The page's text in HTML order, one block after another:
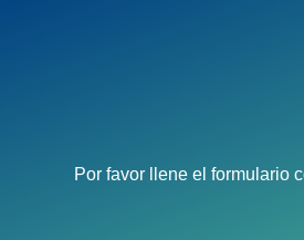
Por favor llene el formulario